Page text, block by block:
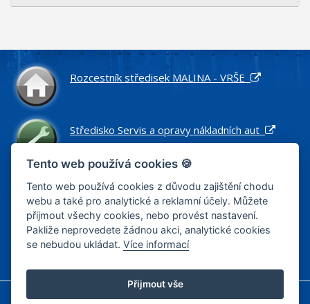
Rozcestník středisek MALINA - VRŠE
Středisko Servis a opravy nákladních aut
Středisko Náhradní díly pro nákladní vozidla
Středisko Zemní práce a stavby
Informace o cookies Zásady zpracování osobních údajů
Tento web používá cookies 🍪
Tento web používá cookies z důvodu zajištění chodu
webu a také pro analytické a reklamní účely. Můžete
přijmout všechy cookies, nebo provést nastavení.
Pakliže neprovedete žádnou akci, analytické cookies
se nebudou ukládat.Více informací
Přijmout vše